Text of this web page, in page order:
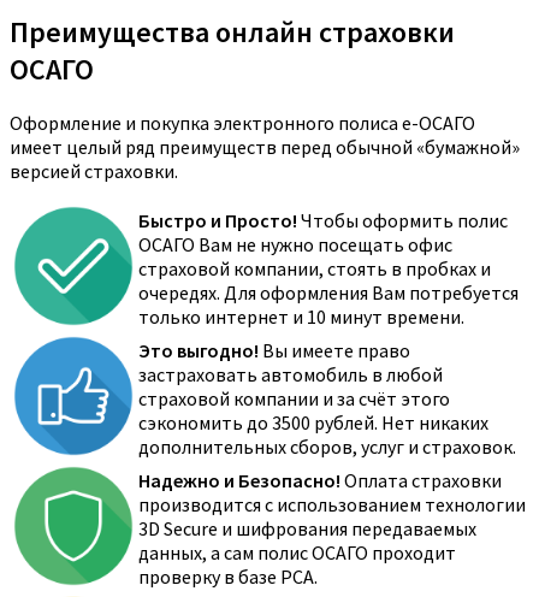
Преимущества онлайн страховки
ОСАГО
Оформление и покупка электронного полиса е-ОСАГО
имеет целый ряд преимуществ перед обычной «бумажной»
версией страховки.
Быстро и Просто! Чтобы оформить полис
ОСАГО Вам не нужно посещать офис
страховой компании, стоять в пробках и
очередях. Для оформления Вам потребуется
только интернет и 10 минут времени.
Это выгодно! Вы имеете право
застраховать автомобиль в любой
страховой компании и за счёт этого
сэкономить до 3500 рублей. Нет никаких
дополнительных сборов, услуг и страховок.
Надежно и Безопасно! Оплата страховки
производится с использованием технологии
3D Secure и шифрования передаваемых
данных, а сам полис ОСАГО проходит
проверку в базе РСА.